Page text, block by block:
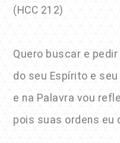
(HCC 212)
Quero buscar e pedir
do seu Espírito e seu
e na Palavra vou
pois suas ordens eu